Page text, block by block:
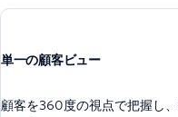
単一の顧客ビュー
顧客を360度の視点で把握し